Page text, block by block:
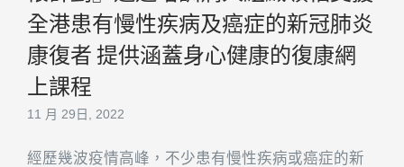
全港患有慢性疾病及癌症的新冠肺炎
康復者 提供涵蓋身心健康的復康網
上課程
11 月 29日, 2022
經歷幾波疫情高峰，不少患有慢性疾病或癌症的新